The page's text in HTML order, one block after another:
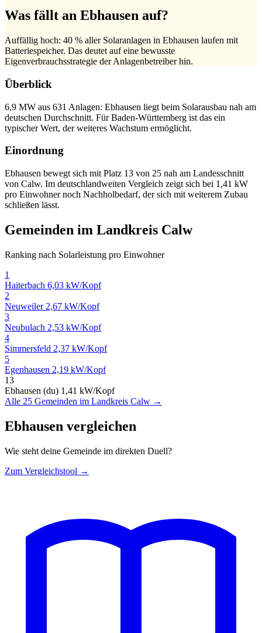
Was fällt an Ebhausen auf?
Auffällig hoch: 40 % aller Solaranlagen in Ebhausen laufen mit
Batteriespeicher. Das deutet auf eine bewusste
Eigenverbrauchsstrategie der Anlagenbetreiber hin.
Überblick
6,9 MW aus 631 Anlagen: Ebhausen liegt beim Solarausbau nah am
deutschen Durchschnitt. Für Baden-Württemberg ist das ein
typischer Wert, der weiteres Wachstum ermöglicht.
Einordnung
Ebhausen bewegt sich mit Platz 13 von 25 nah am Landesschnitt
von Calw. Im deutschlandweiten Vergleich zeigt sich bei 1,41 kW
pro Einwohner noch Nachholbedarf, der sich mit weiterem Zubau
schließen lässt.
Gemeinden im Landkreis Calw
Ranking nach Solarleistung pro Einwohner
1
Haiterbach 6,03 kW/Kopf
2
Neuweiler 2,67 kW/Kopf
3
Neubulach 2,53 kW/Kopf
4
Simmersfeld 2,37 kW/Kopf
5
Egenhausen 2,19 kW/Kopf
13
Ebhausen (du) 1,41 kW/Kopf
Alle 25 Gemeinden im Landkreis Calw →
Ebhausen vergleichen
Wie steht deine Gemeinde im direkten Duell?
Zum Vergleichstool →